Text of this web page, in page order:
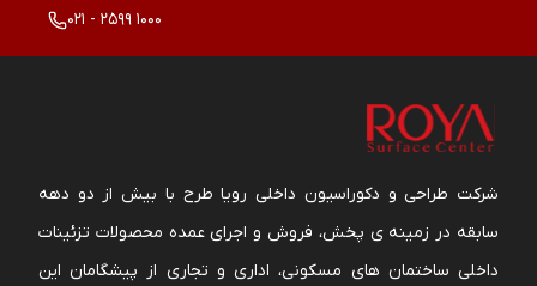
021 - 2599 1000
شرکت طراحی و دکوراسیون داخلی رویا طرح با بیش از دو دهه
سابقه در زمینه ی پخش، فروش و اجرای عمده محصولات تزئینات
داخلی ساختمان های مسکونی، اداری و تجاری از پیشگامان این